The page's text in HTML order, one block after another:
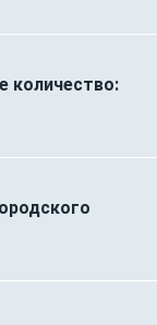
количество: